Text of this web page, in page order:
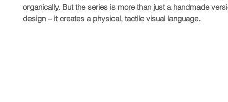
organically. But the series is more than just a handmade
design – it creates a physical, tactile visual language.